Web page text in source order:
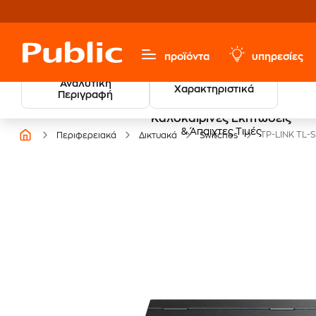
προϊόντα υπηρεσίες
Αναλυτική
Περιγραφή
Χαρακτηριστικά
Καλοκαιρινές Εκπτώσεις
& Άπαιχτες Τιμές
Περιφερειακά Δικτυακά Switches TP-LINK TL-